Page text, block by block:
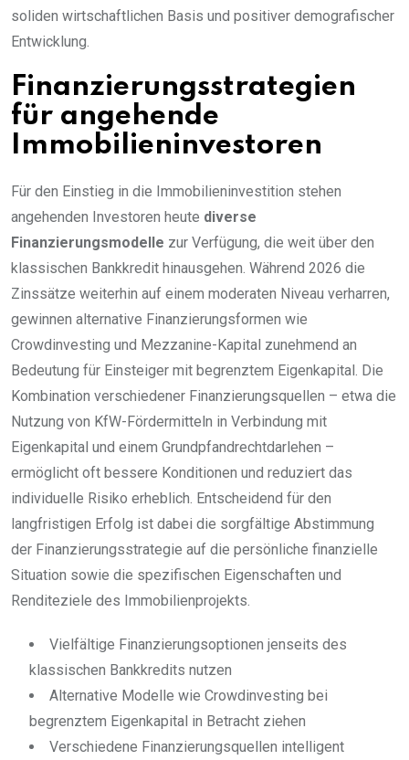
soliden wirtschaftlichen Basis und positiver demografischer
Entwicklung.
Finanzierungsstrategien
für angehende
Immobilieninvestoren
Für den Einstieg in die Immobilieninvestition stehen
angehenden Investoren heute diverse
Finanzierungsmodelle zur Verfügung, die weit über den
klassischen Bankkredit hinausgehen. Während 2026 die
Zinssätze weiterhin auf einem moderaten Niveau verharren,
gewinnen alternative Finanzierungsformen wie
Crowdinvesting und Mezzanine-Kapital zunehmend an
Bedeutung für Einsteiger mit begrenztem Eigenkapital. Die
Kombination verschiedener Finanzierungsquellen – etwa die
Nutzung von KfW-Fördermitteln in Verbindung mit
Eigenkapital und einem Grundpfandrechtdarlehen –
ermöglicht oft bessere Konditionen und reduziert das
individuelle Risiko erheblich. Entscheidend für den
langfristigen Erfolg ist dabei die sorgfältige Abstimmung
der Finanzierungsstrategie auf die persönliche finanzielle
Situation sowie die spezifischen Eigenschaften und
Renditeziele des Immobilienprojekts.
Vielfältige Finanzierungsoptionen jenseits des
klassischen Bankkredits nutzen
Alternative Modelle wie Crowdinvesting bei
begrenztem Eigenkapital in Betracht ziehen
Verschiedene Finanzierungsquellen intelligent